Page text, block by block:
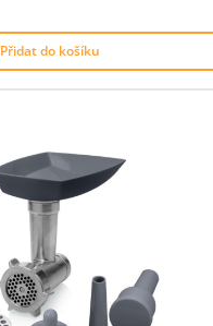
Přidat do košíku